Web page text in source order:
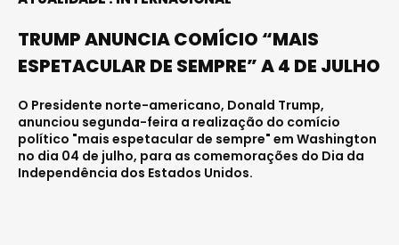
TRUMP ANUNCIA COMÍCIO “MAIS
ESPETACULAR DE SEMPRE” A 4 DE JULHO
O Presidente norte-americano, Donald Trump,
anunciou segunda-feira a realização do comício
político "mais espetacular de sempre" em Washington
no dia 04 de julho, para as comemorações do Dia da
Independência dos Estados Unidos.